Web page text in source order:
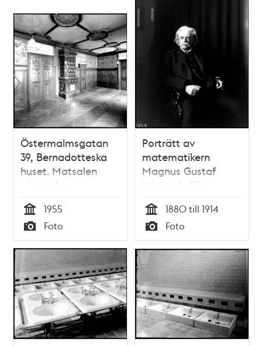
Östermalmsgatan
39, Bernadotteska
huset. Matsalen
våning 1 tr
Tid
1955
Typ
Foto
Porträtt av
matematikern
Magnus Gustaf
Mittag-Leffler
Tid
1880 till 1914
Typ
Foto